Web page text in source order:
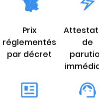
Prix
réglementés
par décret
de